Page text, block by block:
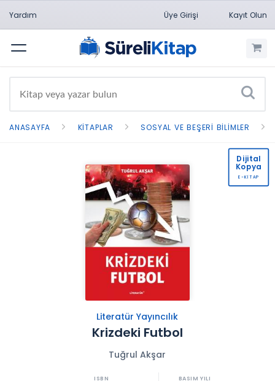
Yardım Üye Girişi Kayıt Olun
Menü
ANASAYFA KITAPLAR SOSYAL VE BEŞERI BILIMLER
Literatür Yayıncılık
Krizdeki Futbol
Tuğrul Akşar
Dijital
Kopya
E-KİTAP